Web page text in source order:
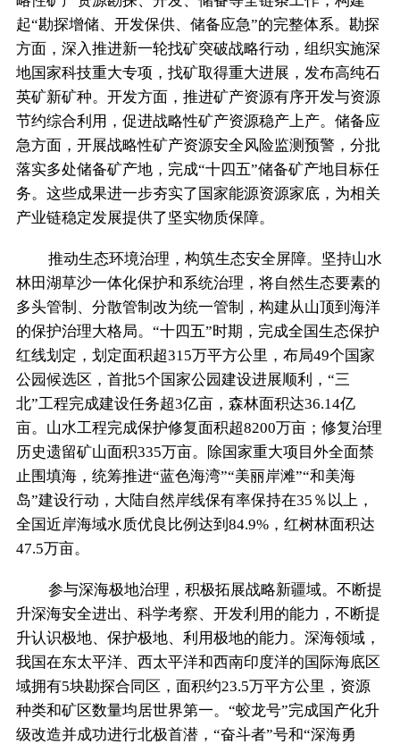
起“勘探增储、开发保供、储备应急”的完整体系。勘探
方面，深入推进新一轮找矿突破战略行动，组织实施深
地国家科技重大专项，找矿取得重大进展，发布高纯石
英矿新矿种。开发方面，推进矿产资源有序开发与资源
节约综合利用，促进战略性矿产资源稳产上产。储备应
急方面，开展战略性矿产资源安全风险监测预警，分批
落实多处储备矿产地，完成“十四五”储备矿产地目标任
务。这些成果进一步夯实了国家能源资源家底，为相关
产业链稳定发展提供了坚实物质保障。
推动生态环境治理，构筑生态安全屏障。坚持山水
林田湖草沙一体化保护和系统治理，将自然生态要素的
多头管制、分散管制改为统一管制，构建从山顶到海洋
的保护治理大格局。“十四五”时期，完成全国生态保护
红线划定，划定面积超315万平方公里，布局49个国家
公园候选区，首批5个国家公园建设进展顺利，“三
北”工程完成建设任务超3亿亩，森林面积达36.14亿
亩。山水工程完成保护修复面积超8200万亩；修复治理
历史遗留矿山面积335万亩。除国家重大项目外全面禁
止围填海，统筹推进“蓝色海湾”“美丽岸滩”“和美海
岛”建设行动，大陆自然岸线保有率保持在35％以上，
全国近岸海域水质优良比例达到84.9%，红树林面积达
47.5万亩。
参与深海极地治理，积极拓展战略新疆域。不断提
升深海安全进出、科学考察、开发利用的能力，不断提
升认识极地、保护极地、利用极地的能力。深海领域，
我国在东太平洋、西太平洋和西南印度洋的国际海底区
域拥有5块勘探合同区，面积约23.5万平方公里，资源
种类和矿区数量均居世界第一。“蛟龙号”完成国产化升
级改造并成功进行北极首潜，“奋斗者”号和“深海勇